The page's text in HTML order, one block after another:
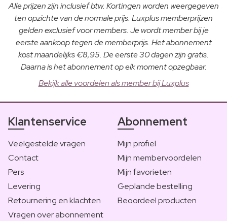
Alle prijzen zijn inclusief btw. Kortingen worden weergegeven
ten opzichte van de normale prijs. Luxplus memberprijzen
gelden exclusief voor members. Je wordt member bij je
eerste aankoop tegen de memberprijs. Het abonnement
kost maandelijks €8,95. De eerste 30 dagen zijn gratis.
Daarna is het abonnement op elk moment opzegbaar.
Bekijk alle voordelen als member bij Luxplus
Klantenservice
Veelgestelde vragen
Contact
Pers
Levering
Retournering en klachten
Vragen over abonnement
Abonnement
Mijn profiel
Mijn membervoordelen
Mijn favorieten
Geplande bestelling
Beoordeel producten